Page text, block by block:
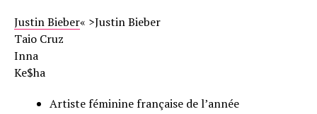
Justin Bieber« >Justin Bieber
Taio Cruz
Inna
Ke$ha
Artiste féminine française de l’année